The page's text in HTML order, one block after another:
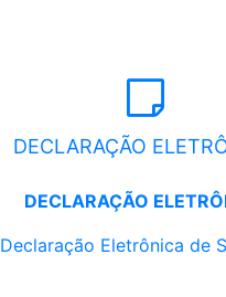
DECLARAÇÃO
DECLARAÇÃO
Declaração Eletrônica de